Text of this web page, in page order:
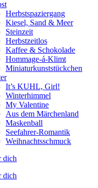
Herbstspaziergang
Kiesel, Sand & Meer
Steinzeit
Herbstzeitlos
Kaffee & Schokolade
Hommage-á-Klimt
Miniaturkunststückchen
It’s KUHL, Girl!
Winterhimmel
My Valentine
Aus dem Märchenland
Maskenball
Seefahrer-Romantik
Weihnachtsschmuck
dich
dich